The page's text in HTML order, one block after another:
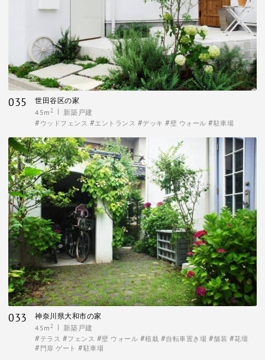
035
世田谷区の家
45m 2 新築戸建
ウッドフェンス エントランス デッキ 壁 ウォール 駐車場
033
神奈川県大和市の家
45m 2 新築戸建
テラス フェンス 壁 ウォール 植栽 自転車置き場 舗装
花壇
門扉 ゲート
駐車場